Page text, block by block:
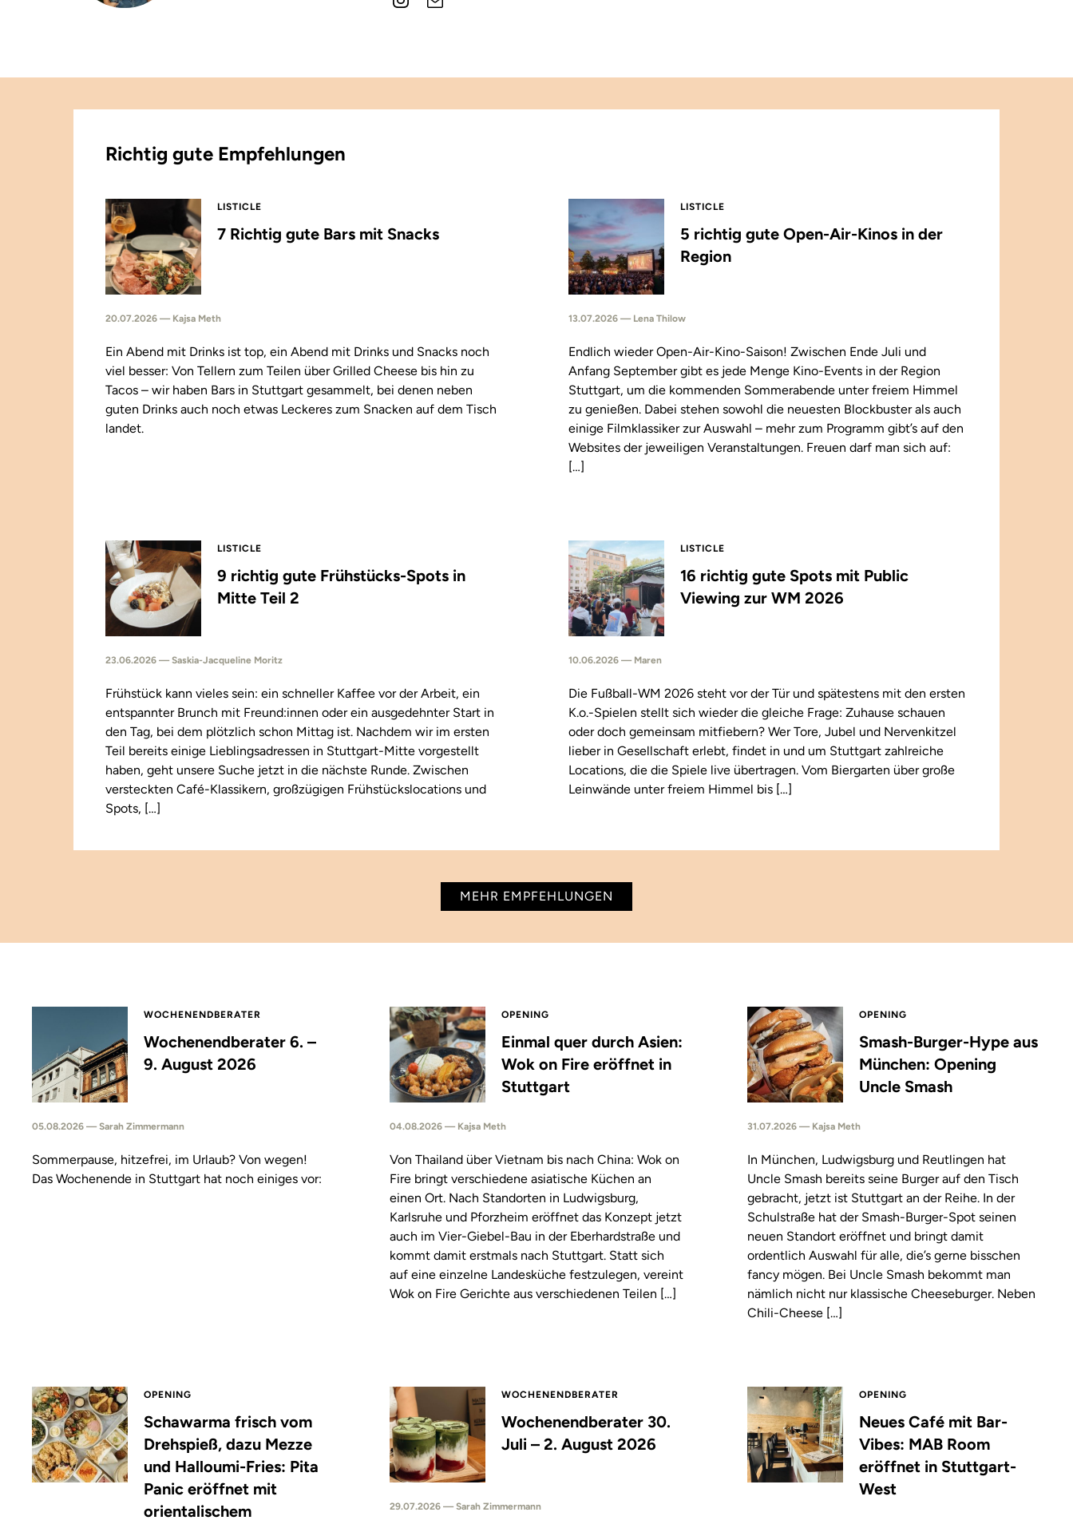
Richtig gute Empfehlungen
LISTICLE
7 Richtig gute Bars mit Snacks
20.07.2026 — Kajsa Meth
Ein Abend mit Drinks ist top, ein Abend mit Drinks und Snacks noch
viel besser: Von Tellern zum Teilen über Grilled Cheese bis hin zu
Tacos – wir haben Bars in Stuttgart gesammelt, bei denen neben
guten Drinks auch noch etwas Leckeres zum Snacken auf dem Tisch
landet.
LISTICLE
5 richtig gute Open-Air-Kinos in der
Region
13.07.2026 — Lena Thilow
Endlich wieder Open-Air-Kino-Saison! Zwischen Ende Juli und
Anfang September gibt es jede Menge Kino-Events in der Region
Stuttgart, um die kommenden Sommerabende unter freiem Himmel
zu genießen. Dabei stehen sowohl die neuesten Blockbuster als auch
einige Filmklassiker zur Auswahl – mehr zum Programm gibt’s auf den
Websites der jeweiligen Veranstaltungen. Freuen darf man sich auf:
[…]
LISTICLE
9 richtig gute Frühstücks-Spots in
Mitte Teil 2
23.06.2026 — Saskia-Jacqueline Moritz
Frühstück kann vieles sein: ein schneller Kaffee vor der Arbeit, ein
entspannter Brunch mit Freund:innen oder ein ausgedehnter Start in
den Tag, bei dem plötzlich schon Mittag ist. Nachdem wir im ersten
Teil bereits einige Lieblingsadressen in Stuttgart-Mitte vorgestellt
haben, geht unsere Suche jetzt in die nächste Runde. Zwischen
versteckten Café-Klassikern, großzügigen Frühstückslocations und
Spots, […]
LISTICLE
16 richtig gute Spots mit Public
Viewing zur WM 2026
10.06.2026 — Maren
Die Fußball-WM 2026 steht vor der Tür und spätestens mit den ersten
K.o.-Spielen stellt sich wieder die gleiche Frage: Zuhause schauen
oder doch gemeinsam mitfiebern? Wer Tore, Jubel und Nervenkitzel
lieber in Gesellschaft erlebt, findet in und um Stuttgart zahlreiche
Locations, die die Spiele live übertragen. Vom Biergarten über große
Leinwände unter freiem Himmel bis […]
MEHR EMPFEHLUNGEN
WOCHENENDBERATER
Wochenendberater 6. –
9. August 2026
05.08.2026 — Sarah Zimmermann
Sommerpause, hitzefrei, im Urlaub? Von wegen!
Das Wochenende in Stuttgart hat noch einiges vor:
OPENING
Einmal quer durch Asien:
Wok on Fire eröffnet in
Stuttgart
04.08.2026 — Kajsa Meth
Von Thailand über Vietnam bis nach China: Wok on
Fire bringt verschiedene asiatische Küchen an
einen Ort. Nach Standorten in Ludwigsburg,
Karlsruhe und Pforzheim eröffnet das Konzept jetzt
auch im Vier-Giebel-Bau in der Eberhardstraße und
kommt damit erstmals nach Stuttgart. Statt sich
auf eine einzelne Landesküche festzulegen, vereint
Wok on Fire Gerichte aus verschiedenen Teilen […]
OPENING
Smash-Burger-Hype aus
München: Opening
Uncle Smash
31.07.2026 — Kajsa Meth
In München, Ludwigsburg und Reutlingen hat
Uncle Smash bereits seine Burger auf den Tisch
gebracht, jetzt ist Stuttgart an der Reihe. In der
Schulstraße hat der Smash-Burger-Spot seinen
neuen Standort eröffnet und bringt damit
ordentlich Auswahl für alle, die’s gerne bisschen
fancy mögen. Bei Uncle Smash bekommt man
nämlich nicht nur klassische Cheeseburger. Neben
Chili-Cheese […]
OPENING
Schawarma frisch vom
Drehspieß, dazu Mezze
und Halloumi-Fries: Pita
Panic eröffnet mit
orientalischem
WOCHENENDBERATER
Wochenendberater 30.
Juli – 2. August 2026
29.07.2026 — Sarah Zimmermann
OPENING
Neues Café mit Bar-
Vibes: MAB Room
eröffnet in Stuttgart-
West